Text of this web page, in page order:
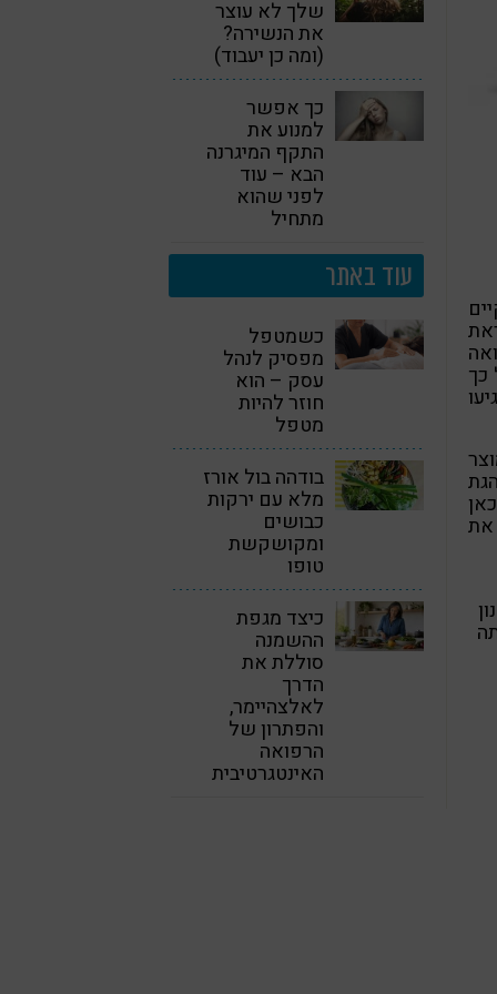
כך
את
שלך לא עוצר
את הנשירה?
(ומה כן יעבוד)
כך אפשר
למנוע את
התקף המיגרנה
הבא – עוד
לפני שהוא
מתחיל
עוד באתר
כשמטפל
מפסיק לנהל
עסק – הוא
חוזר להיות
מטפל
בודהה בול אורז
מלא עם ירקות
כבושים
ומקושקשת
טופו
כיצד מגפת
ההשמנה
סוללת את
הדרך
לאלצהיימר,
והפתרון של
הרפואה
האינטגרטיבית